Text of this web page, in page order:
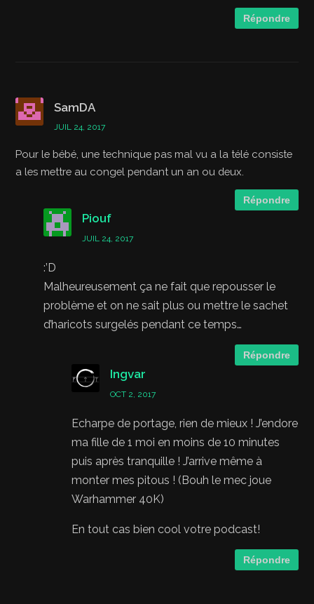
Répondre
SamDA
JUIL 24, 2017
Pour le bébé, une technique pas mal vu a la télé consiste
a les mettre au congel pendant un an ou deux.
Répondre
Piouf
JUIL 24, 2017
:’D
Malheureusement ça ne fait que repousser le
problème et on ne sait plus ou mettre le sachet
d’haricots surgelés pendant ce temps…
Répondre
Ingvar
OCT 2, 2017
Echarpe de portage, rien de mieux ! J’endore
ma fille de 1 moi en moins de 10 minutes
puis après tranquille ! J’arrive même à
monter mes pitous ! (Bouh le mec joue
Warhammer 40K)
En tout cas bien cool votre podcast!
Répondre